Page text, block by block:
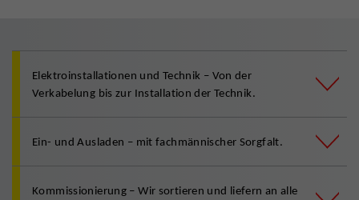
Elektroinstallationen und Technik – Von der
Verkabelung bis zur Installation der Technik.
Ein- und Ausladen – mit fachmännischer Sorgfalt.
Kommissionierung – Wir sortieren und liefern an alle